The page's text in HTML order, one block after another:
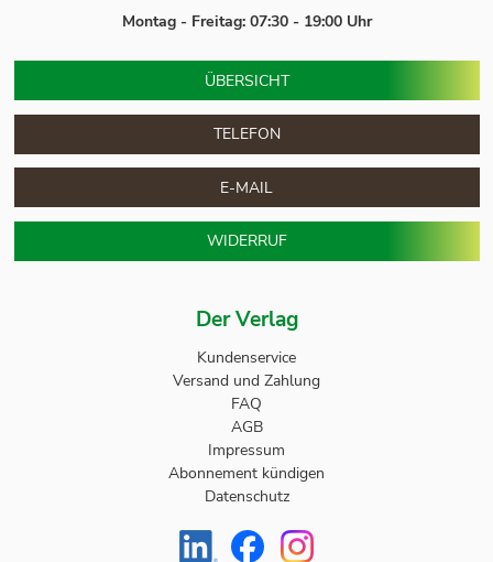
Der Verlag
Kundenservice
Versand und Zahlung
FAQ
AGB
Impressum
Abonnement kündigen
Datenschutz
Montag - Freitag: 07:30 - 19:00 Uhr
ÜBERSICHT
TELEFON
E-MAIL
WIDERRUF